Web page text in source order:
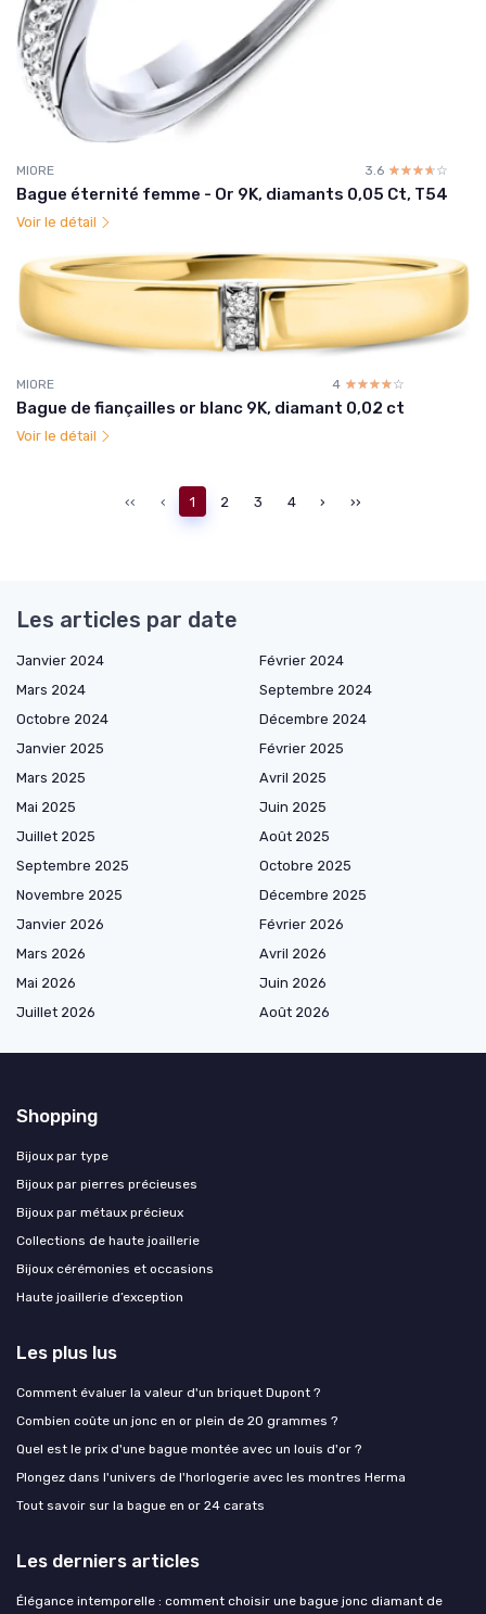
MIORE 3.6 ☆☆☆☆☆
★★★★★
Bague éternité femme - Or 9K, diamants 0,05 Ct, T54
Voir le détail
MIORE 4 ☆☆☆☆☆
★★★★★
Bague de fiançailles or blanc 9K, diamant 0,02 ct
Voir le détail
‹‹ ‹ 1 2 3 4 › ››
Les articles par date
Janvier 2024
Février 2024
Mars 2024
Septembre 2024
Octobre 2024
Décembre 2024
Janvier 2025
Février 2025
Mars 2025
Avril 2025
Mai 2025
Juin 2025
Juillet 2025
Août 2025
Septembre 2025
Octobre 2025
Novembre 2025
Décembre 2025
Janvier 2026
Février 2026
Mars 2026
Avril 2026
Mai 2026
Juin 2026
Juillet 2026
Août 2026
Shopping
Bijoux par type
Bijoux par pierres précieuses
Bijoux par métaux précieux
Collections de haute joaillerie
Bijoux cérémonies et occasions
Haute joaillerie d’exception
Les plus lus
Comment évaluer la valeur d'un briquet Dupont ?
Combien coûte un jonc en or plein de 20 grammes ?
Quel est le prix d'une bague montée avec un louis d'or ?
Plongez dans l'univers de l'horlogerie avec les montres Herma
Tout savoir sur la bague en or 24 carats
Les derniers articles
Élégance intemporelle : comment choisir une bague jonc diamant de